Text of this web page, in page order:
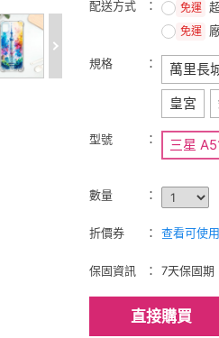
配送方式 免運
免運
規格
萬里長
皇宮
型號 三星
數量
折價券 查看可使
保固資訊 7天保固期
直接購買